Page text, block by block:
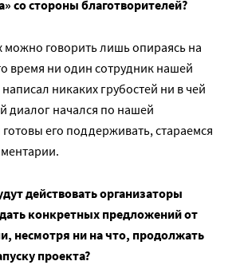
со стороны благотворителей?
можно говорить лишь опираясь на
время ни один сотрудник нашей
никаких грубостей ни в чей
диалог начался по нашей
его поддерживать, стараемся
действовать организаторы
конкретных предложений от
несмотря ни на что, продолжать
проекта?